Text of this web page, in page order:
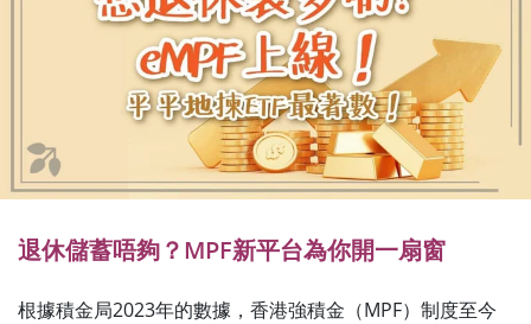
退休儲蓄唔夠？MPF新平台為你開一扇窗
根據積金局2023年的數據，香港強積金（MPF）制度至今